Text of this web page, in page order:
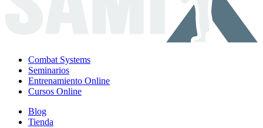
Combat Systems
Seminarios
Entrenamiento Online
Cursos Online
Blog
Tienda